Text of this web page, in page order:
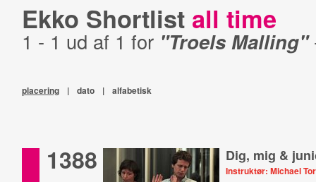
Ekko Shortlist all time
1 - 1 ud af 1 for "Troels Malling"
placering | dato | alfabetisk
1388 Dig, mig &
Instruktør: Michael